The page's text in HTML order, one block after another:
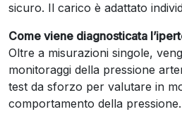
sicuro. Il carico è adattato
Come viene diagnosticata
Oltre a misurazioni singole,
monitoraggi della pressione
test da sforzo per valutare in
comportamento della pressione.